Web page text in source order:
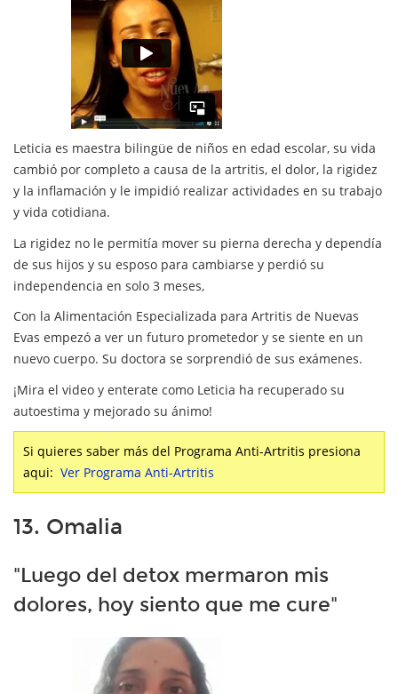
Leticia es maestra bilingüe de niños en edad escolar, su vida
cambió por completo a causa de la artritis, el dolor, la rigidez
y la inflamación y le impidió realizar actividades en su trabajo
y vida cotidiana.
La rigidez no le permitía mover su pierna derecha y dependía
de sus hijos y su esposo para cambiarse y perdió su
independencia en solo 3 meses,
Con la Alimentación Especializada para Artritis de Nuevas
Evas empezó a ver un futuro prometedor y se siente en un
nuevo cuerpo. Su doctora se sorprendió de sus exámenes.
¡Mira el video y enterate como Leticia ha recuperado su
autoestima y mejorado su ánimo!
Si quieres saber más del Programa Anti-Artritis presiona
aqui: Ver Programa Anti-Artritis
13. Omalia
"Luego del detox mermaron mis
dolores, hoy siento que me cure"